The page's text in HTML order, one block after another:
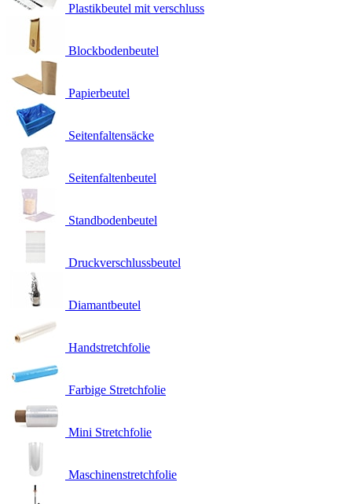
Plastikbeutel mit verschluss
Blockbodenbeutel
Papierbeutel
Seitenfaltensäcke
Seitenfaltenbeutel
Standbodenbeutel
Druckverschlussbeutel
Diamantbeutel
Handstretchfolie
Farbige Stretchfolie
Mini Stretchfolie
Maschinenstretchfolie